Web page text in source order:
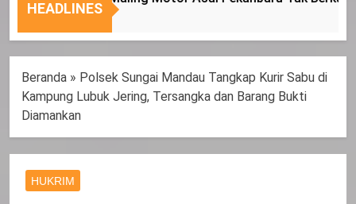
Nasional
Tepat
HEADLINES
Beranda » Polsek Sungai Mandau Tangkap Kurir Sabu di
Kampung Lubuk Jering, Tersangka dan Barang Bukti
Diamankan
HUKRIM